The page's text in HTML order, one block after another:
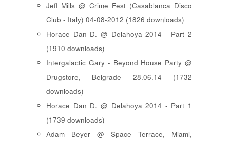
Jeff Mills @ Crime Fest (Casablanca Disco
Club - Italy) 04-08-2012 (1826 downloads)
Horace Dan D. @ Delahoya 2014 - Part 2
(1910 downloads)
Intergalactic Gary - Beyond House Party @
Drugstore, Belgrade 28.06.14 (1732
downloads)
Horace Dan D. @ Delahoya 2014 - Part 1
(1739 downloads)
Adam Beyer @ Space Terrace, Miami,